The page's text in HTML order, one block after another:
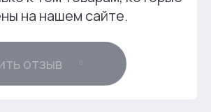
на нашем сайте.
отзыв